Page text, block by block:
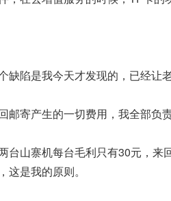
陷是我今天才发现的，已经让老
寄产生的一切费用，我全部负责
山寨机每台毛利只有30元，来
这是我的原则。